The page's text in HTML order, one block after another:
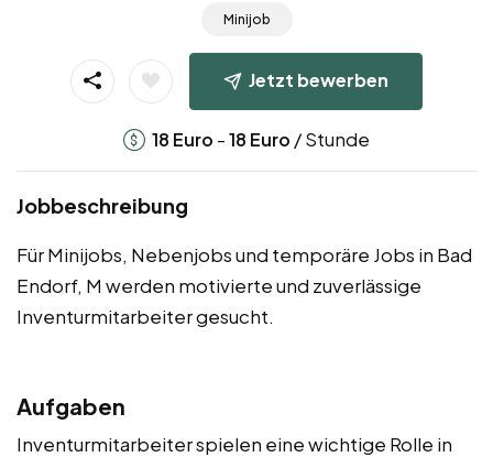
Minijob
Jetzt bewerben
18 Euro -18 Euro / Stunde
Jobbeschreibung
Für Minijobs, Nebenjobs und temporäre Jobs in Bad
Endorf, M werden motivierte und zuverlässige
Inventurmitarbeiter gesucht.
Aufgaben
Inventurmitarbeiter spielen eine wichtige Rolle in